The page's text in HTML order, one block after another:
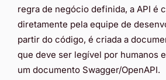
regra de negócio definida, a API é
diretamente pela equipe de
partir do código, é criada a
que deve ser legível por humanos
um documento Swagger/OpenAPI.